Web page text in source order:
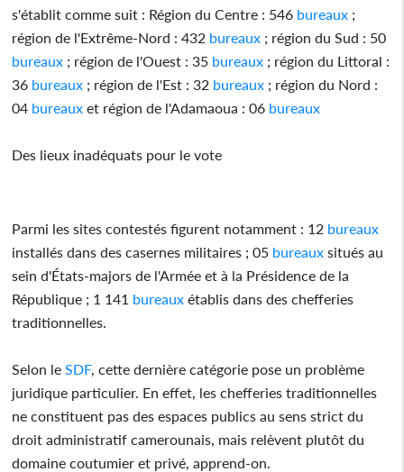
s'établit comme suit : Région du Centre : 546 bureaux ;
région de l'Extrême-Nord : 432 bureaux ; région du Sud : 50
bureaux ; région de l'Ouest : 35 bureaux ; région du Littoral :
36 bureaux ; région de l'Est : 32 bureaux ; région du Nord :
04 bureaux et région de l'Adamaoua : 06 bureaux
Des lieux inadéquats pour le vote
Parmi les sites contestés figurent notamment : 12 bureaux
installés dans des casernes militaires ; 05 bureaux situés au
sein d'États-majors de l'Armée et à la Présidence de la
République ; 1 141 bureaux établis dans des chefferies
traditionnelles.
Selon le SDF, cette dernière catégorie pose un problème
juridique particulier. En effet, les chefferies traditionnelles
ne constituent pas des espaces publics au sens strict du
droit administratif camerounais, mais relèvent plutôt du
domaine coutumier et privé, apprend-on.